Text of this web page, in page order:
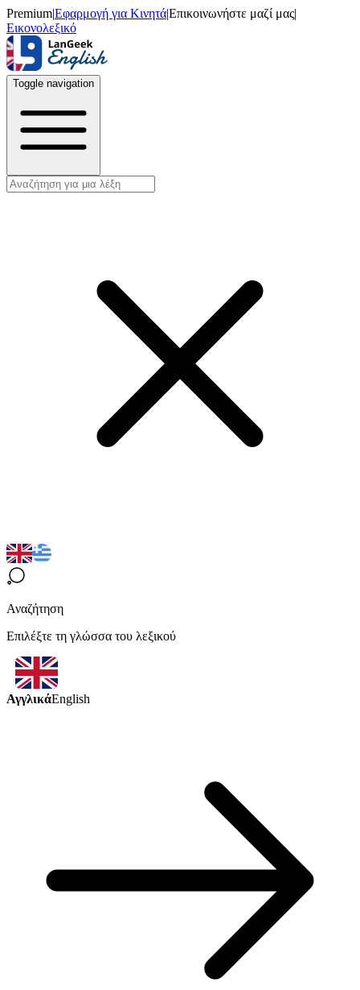
Premium|Εφαρμογή για Κινητά|Επικοινωνήστε μαζί μας|
Εικονολεξικό
Toggle navigation
Αναζήτηση
Επιλέξτε τη γλώσσα του λεξικού
ΑγγλικάEnglish